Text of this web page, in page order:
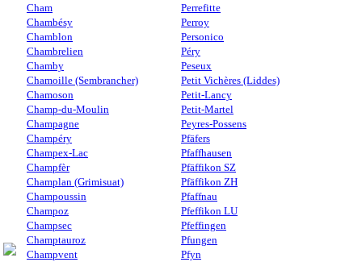
Cham
Chambésy
Chamblon
Chambrelien
Chamby
Chamoille (Sembrancher)
Chamoson
Champ-du-Moulin
Champagne
Champéry
Champex-Lac
Champfèr
Champlan (Grimisuat)
Champoussin
Champoz
Champsec
Champtauroz
Champvent
Perrefitte
Perroy
Personico
Péry
Peseux
Petit Vichères (Liddes)
Petit-Lancy
Petit-Martel
Peyres-Possens
Pfäfers
Pfaffhausen
Pfäffikon SZ
Pfäffikon ZH
Pfaffnau
Pfeffikon LU
Pfeffingen
Pfungen
Pfyn